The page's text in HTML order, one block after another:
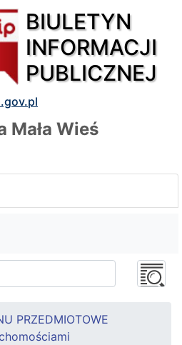
BIULETYN
INFORMACJI
PUBLICZNEJ
Mała Wieś
PRZEDMIOTOWE